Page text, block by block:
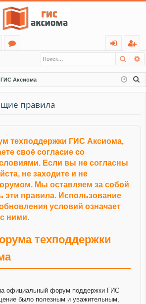
ру
м
ы
д
ег
ис
тр
Аксиома
правила
техподдержки ГИС Аксиома,
своё согласие со
Если вы не согласны
не заходите и не
Мы оставляем за собой
эти правила. Использование
условий означает
ними.
техподдержки
официальный форум поддержки ГИС
было полезным и уважительным,